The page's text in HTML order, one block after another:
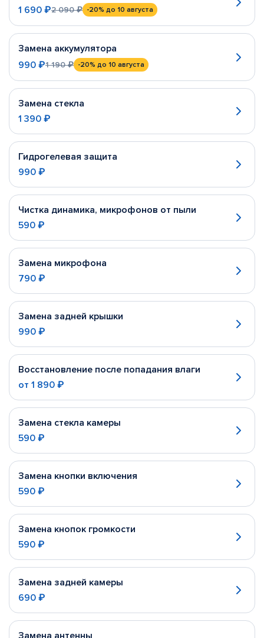
1 690 ₽2 090 ₽ -20% до 10 августа
Замена аккумулятора
990 ₽1 190 ₽ -20% до 10 августа
Замена стекла
1 390 ₽
Гидрогелевая защита
990 ₽
Чистка динамика, микрофонов от пыли
590 ₽
Замена микрофона
790 ₽
Замена задней крышки
990 ₽
Восстановление после попадания влаги
от 1 890 ₽
Замена стекла камеры
590 ₽
Замена кнопки включения
590 ₽
Замена кнопок громкости
590 ₽
Замена задней камеры
690 ₽
Замена антенны